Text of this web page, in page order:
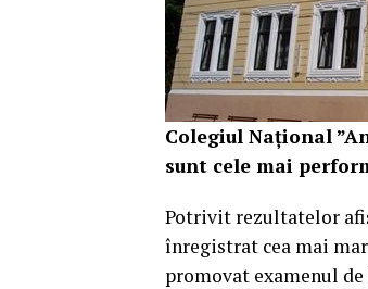
Colegiul Național
sunt cele mai
Potrivit rezultatelor
înregistrat cea mai
promovat examenul